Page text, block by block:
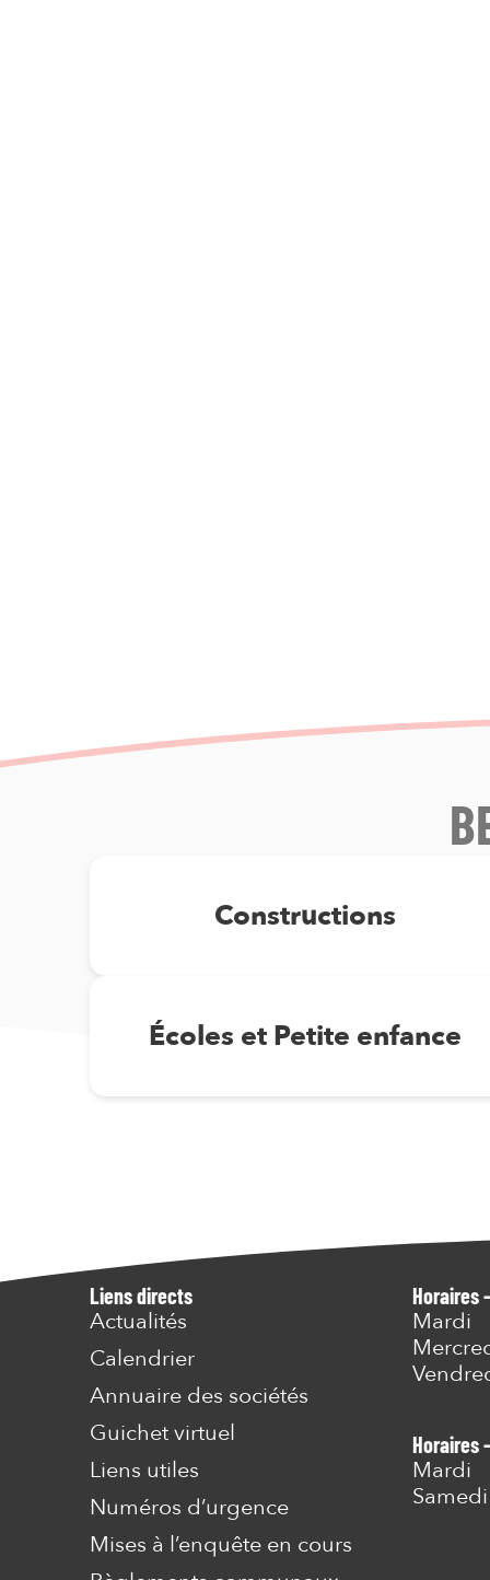
Constructions
Écoles et Petite enfance
Liens directs
Actualités
Calendrier
Annuaire des sociétés
Guichet virtuel
Liens utiles
Numéros d’urgence
Mises à l’enquête en cours
Horaires
Mardi
Horaires
Mardi
Samedi